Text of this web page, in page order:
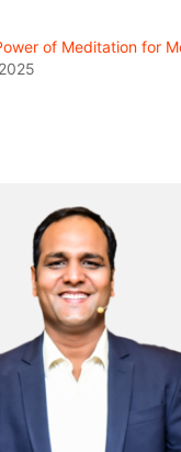
of Meditation for